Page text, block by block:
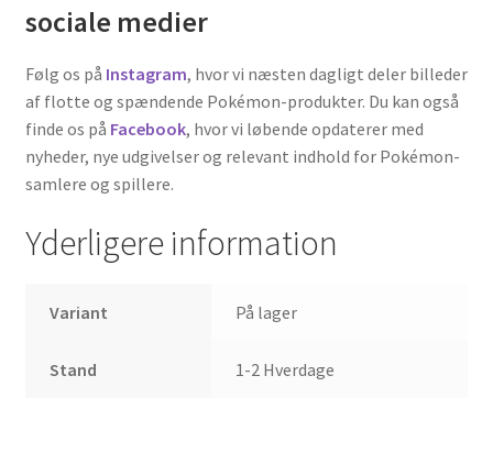
sociale medier
Følg os på Instagram, hvor vi næsten dagligt deler billeder
af flotte og spændende Pokémon-produkter. Du kan også
finde os på Facebook, hvor vi løbende opdaterer med
nyheder, nye udgivelser og relevant indhold for Pokémon-
samlere og spillere.
Yderligere information
Variant På lager
Stand 1-2 Hverdage